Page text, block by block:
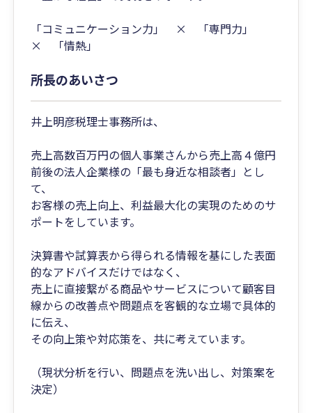
「コミュニケーション力」 × 「専門力」
× 「情熱」
所長のあいさつ
井上明彦税理士事務所は、
売上高数百万円の個人事業さんから売上高４億円
前後の法人企業様の「最も身近な相談者」とし
て、
お客様の売上向上、利益最大化の実現のためのサ
ポートをしています。
決算書や試算表から得られる情報を基にした表面
的なアドバイスだけではなく、
売上に直接繋がる商品やサービスについて顧客目
線からの改善点や問題点を客観的な立場で具体的
に伝え、
その向上策や対応策を、共に考えています。
（現状分析を行い、問題点を洗い出し、対策案を
決定）